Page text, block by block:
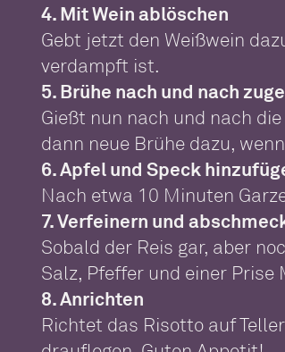
4. Mit Wein ablöschen
Gebt jetzt den Weißwein
verdampft ist.
5. Brühe nach und nach
Gießt nun nach und nach
dann neue Brühe dazu,
6. Apfel und Speck
Nach etwa 10 Minuten
7. Verfeinern und
Sobald der Reis gar, aber
Salz, Pfeffer und einer
8. Anrichten
Richtet das Risotto auf